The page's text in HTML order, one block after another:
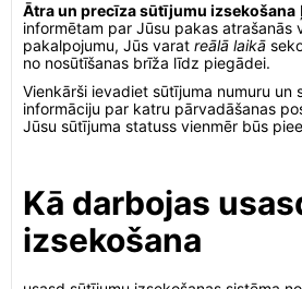
Ātra un precīza sūtījumu izsekošana
informētam par Jūsu pakas atrašanās
pakalpojumu, Jūs varat reālā laikā
no nosūtīšanas brīža līdz piegādei.
Vienkārši ievadiet sūtījuma numuru un
informāciju par katru pārvadāšanas
Jūsu sūtījuma statuss vienmēr būs
Kā darbojas
izsekošana